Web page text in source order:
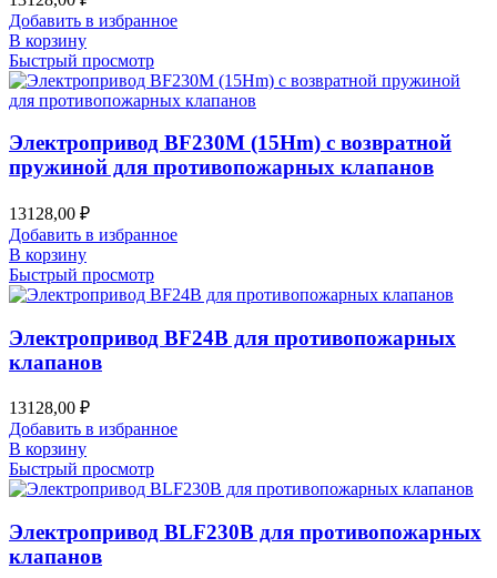
Добавить в избранное
В корзину
Быстрый просмотр
Электропривод BF230M (15Hm) с возвратной
пружиной для противопожарных клапанов
13128,00 ₽
Добавить в избранное
В корзину
Быстрый просмотр
Электропривод BF24B для противопожарных
клапанов
13128,00 ₽
Добавить в избранное
В корзину
Быстрый просмотр
Электропривод BLF230B для противопожарных
клапанов